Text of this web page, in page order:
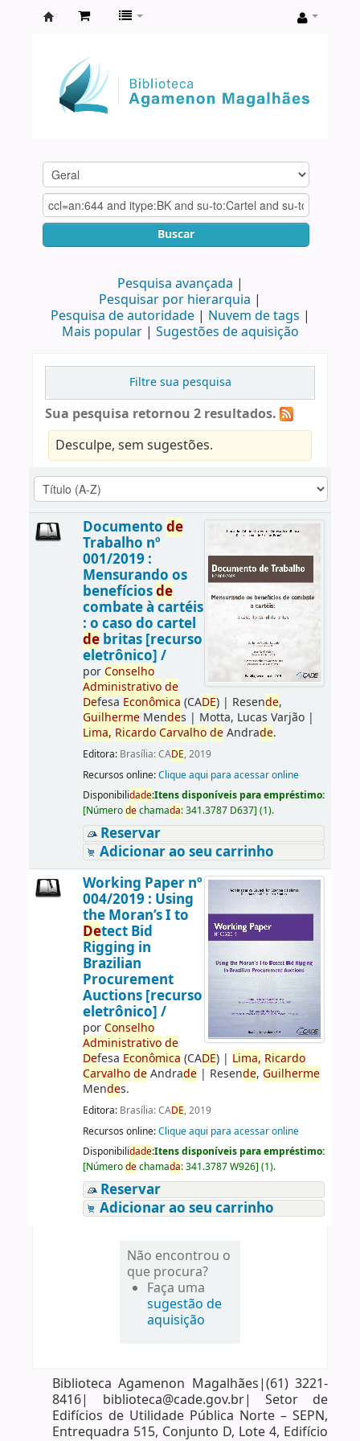
Agamenon
Magalhães
Buscar
Pesquisa avançada
Pesquisar por hierarquia
Pesquisa de autoridade
Nuvem de tags
Mais popular
Sugestões de aquisição
Filtre sua pesquisa
Sua pesquisa retornou 2 resultados.
Desculpe, sem sugestões.
Documento de
Trabalho nº
001/2019 :
Mensurando os
benefíciosde
combate à cartéis
: o caso do cartel
debritas [recurso
eletrônico] /
porConselho
Administrativo de
Defesa Econômica (CADE)| Resende,
GuilhermeMendes | Motta, Lucas Varjão|
Lima, Ricardo Carvalho deAndrade.
Editora: Brasília: CADE, 2019
Recursos online:Clique aqui para acessar online
Disponibilidade:Itens disponíveis para empréstimo:
[Númerodechamada:341.3787 D637] (1).
Reservar
Adicionar ao seu carrinho
Working Paper nº
004/2019 : Using
the Moran’s I to
Detect Bid
Rigging in
Brazilian
Procurement
Auctions [recurso
eletrônico] /
porConselho
Administrativo de
Defesa Econômica (CADE)| Lima, Ricardo
Carvalho deAndrade| Resende, Guilherme
Mendes.
Editora: Brasília: CADE, 2019
Recursos online:Clique aqui para acessar online
Disponibilidade:Itens disponíveis para empréstimo:
[Númerodechamada:341.3787 W926] (1).
Reservar
Adicionar ao seu carrinho
Não encontrou o
que procura?
Faça uma
sugestão de
aquisição
Biblioteca Agamenon Magalhães|(61) 3221-
8416| biblioteca@cade.gov.br| Setor de
Edifícios de Utilidade Pública Norte – SEPN,
Entrequadra 515, Conjunto D, Lote 4, Edifício